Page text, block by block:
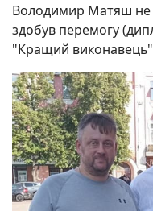
Володимир Матяш
здобув перемогу
"Кращий